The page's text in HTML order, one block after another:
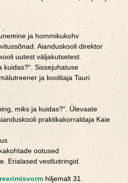
ja hommikukohv
Aianduskooli direktor
uutest väljakutsetest.
kuidas?“. Sissejuhatuse
ja koolitaja Tauri
miks ja kuidas?“. Ülevaate
praktikakorraldaja Kaie
ootused
Erialased vestlusringid.
hiljemalt 31.